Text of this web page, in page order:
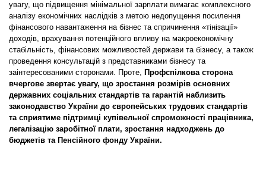
увагу, що підвищення мінімальної зарплати вимагає комплексного
аналізу економічних наслідків з метою недопущення посилення
фінансового навантаження на бізнес та спричинення «тінізації»
доходів, врахування потенційного впливу на макроекономічну
стабільність, фінансових можливостей держави та бізнесу, а також
проведення консультацій з представниками бізнесу та
заінтересованими сторонами. Проте, Профспілкова сторона
вчергове звертає увагу, що зростання розмірів основних
державних соціальних стандартів та гарантій наблизить
законодавство України до європейських трудових стандартів
та сприятиме підтримці купівельної спроможності працівника,
легалізацію заробітної плати, зростання надходжень до
бюджетів та Пенсійного фонду України.